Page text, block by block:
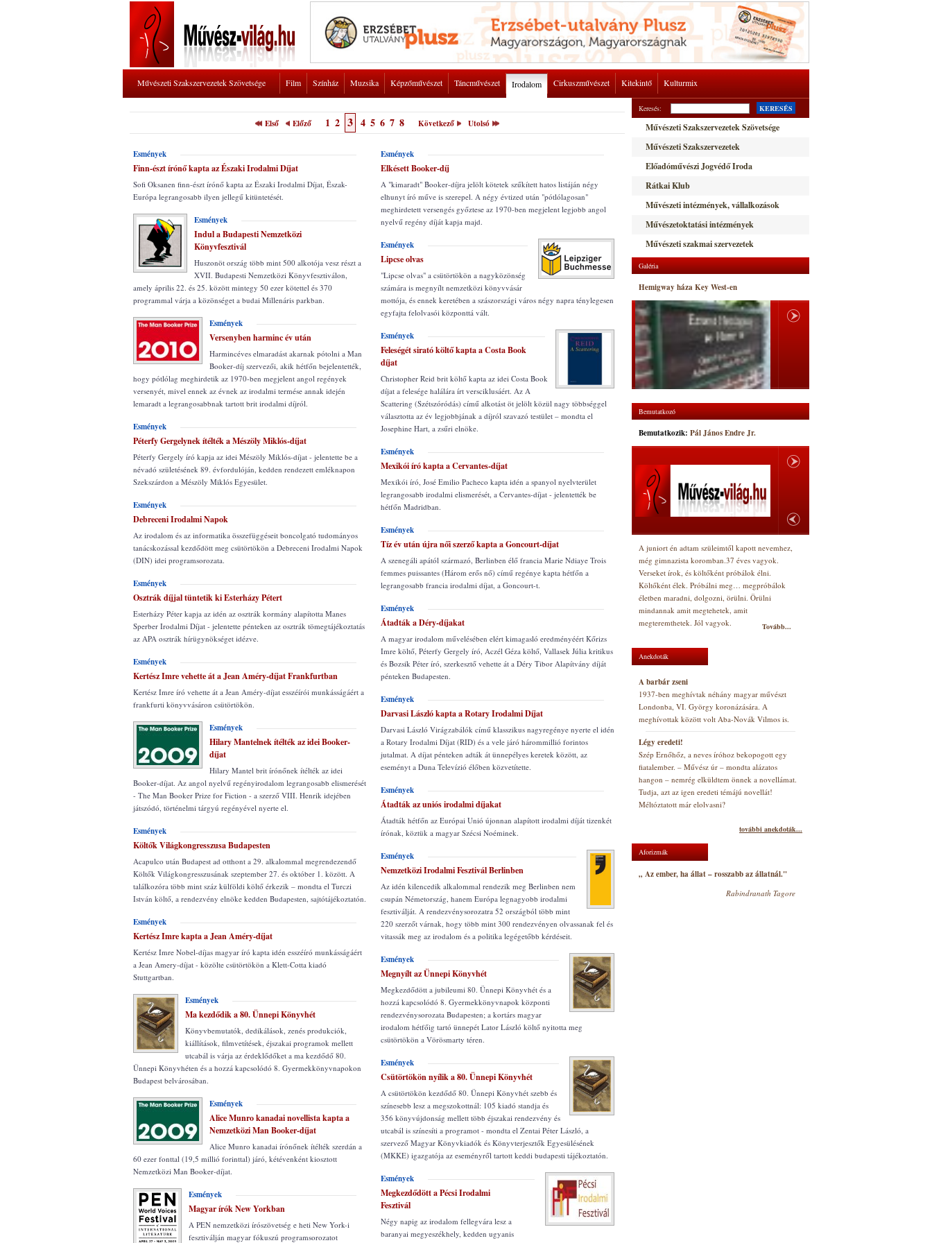
Művészeti Szakszervezetek Szövetsége Film Színház Muzsika Képzőművészet Táncművészet Irodalom Cirkuszművészet Kitekintő Kulturmix
Első Előző 1 2 3 4 5 6 7 8 Következő Utolsó
Esmények
Finn-észt írónő kapta az Északi Irodalmi Díjat
Sofi Oksanen finn-észt írónő kapta az Északi Irodalmi Díjat, Észak-
Európa legrangosabb ilyen jellegű kitüntetését.
Esmények
Indul a Budapesti Nemzetközi
Könyvfesztivál
Huszonöt ország több mint 500 alkotója vesz részt a
XVII. Budapesti Nemzetközi Könyvfesztiválon,
amely április 22. és 25. között mintegy 50 ezer kötettel és 370
programmal várja a közönséget a budai Millenáris parkban.
Esmények
Versenyben harminc év után
Harmincéves elmaradást akarnak pótolni a Man
Booker-díj szervezői, akik hétfőn bejelentették,
hogy pótlólag meghirdetik az 1970-ben megjelent angol regények
versenyét, mivel ennek az évnek az irodalmi termése annak idején
lemaradt a legrangosabbnak tartott brit irodalmi díjról.
Esmények
Péterfy Gergelynek ítélték a Mészöly Miklós-díjat
Péterfy Gergely író kapja az idei Mészöly Miklós-díjat - jelentette be a
névadó születésének 89. évfordulóján, kedden rendezett emléknapon
Szekszárdon a Mészöly Miklós Egyesület.
Esmények
Debreceni Irodalmi Napok
Az irodalom és az informatika összefüggéseit boncolgató tudományos
tanácskozással kezdődött meg csütörtökön a Debreceni Irodalmi Napok
(DIN) idei programsorozata.
Esmények
Osztrák díjjal tüntetik ki Esterházy Pétert
Esterházy Péter kapja az idén az osztrák kormány alapította Manes
Sperber Irodalmi Díjat - jelentette pénteken az osztrák tömegtájékoztatás
az APA osztrák hírügynökséget idézve.
Esmények
Kertész Imre vehette át a Jean Améry-díjat Frankfurtban
Kertész Imre író vehette át a Jean Améry-díjat esszéírói munkásságáért a
frankfurti könyvvásáron csütörtökön.
Esmények
Hilary Mantelnek ítélték az idei Booker-
díjat
Hilary Mantel brit írónőnek ítélték az idei
Booker-díjat. Az angol nyelvű regényirodalom legrangosabb elismerését
- The Man Booker Prize for Fiction - a szerző VIII. Henrik idejében
játszódó, történelmi tárgyú regényével nyerte el.
Esmények
Költők Világkongresszusa Budapesten
Acapulco után Budapest ad otthont a 29. alkalommal megrendezendő
Költők Világkongresszusának szeptember 27. és október 1. között. A
találkozóra több mint száz külföldi költő érkezik – mondta el Turczi
István költő, a rendezvény elnöke kedden Budapesten, sajtótájékoztatón.
Esmények
Kertész Imre kapta a Jean Améry-díjat
Kertész Imre Nobel-díjas magyar író kapta idén esszéíró munkásságáért
a Jean Amery-díjat - közölte csütörtökön a Klett-Cotta kiadó
Stuttgartban.
Esmények
Ma kezdődik a 80. Ünnepi Könyvhét
Könyvbemutatók, dedikálások, zenés produkciók,
kiállítások, filmvetítések, éjszakai programok mellett
utcabál is várja az érdeklődőket a ma kezdődő 80.
Ünnepi Könyvhéten és a hozzá kapcsolódó 8. Gyermekkönyvnapokon
Budapest belvárosában.
Esmények
Alice Munro kanadai novellista kapta a
Nemzetközi Man Booker-díjat
Alice Munro kanadai írónőnek ítélték szerdán a
60 ezer fonttal (19,5 millió forinttal) járó, kétévenként kiosztott
Nemzetközi Man Booker-díjat.
Esmények
Magyar írók New Yorkban
A PEN nemzetközi írószövetség e heti New York-i
fesztiválján magyar fókuszú programsorozatot
Esmények
Elkésett Booker-díj
A "kimaradt" Booker-díjra jelölt kötetek szűkített hatos listáján négy
elhunyt író műve is szerepel. A négy évtized után "pótlólagosan"
meghirdetett versengés győztese az 1970-ben megjelent legjobb angol
nyelvű regény díját kapja majd.
Esmények
Lipcse olvas
"Lipcse olvas" a csütörtökön a nagyközönség
számára is megnyílt nemzetközi könyvvásár
mottója, és ennek keretében a szászországi város négy napra ténylegesen
egyfajta felolvasói központtá vált.
Esmények
Feleségét sirató költő kapta a Costa Book
díjat
Christopher Reid brit költő kapta az idei Costa Book
díjat a felesége halálára írt versciklusáért. Az A
Scattering (Szétszóródás) című alkotást öt jelölt közül nagy többséggel
választotta az év legjobbjának a díjról szavazó testület – mondta el
Josephine Hart, a zsűri elnöke.
Esmények
Mexikói író kapta a Cervantes-díjat
Mexikói író, José Emilio Pacheco kapta idén a spanyol nyelvterület
legrangosabb irodalmi elismerését, a Cervantes-díjat - jelentették be
hétfőn Madridban.
Esmények
Tíz év után újra női szerző kapta a Goncourt-díjat
A szenegáli apától származó, Berlinben élő francia Marie Ndiaye Trois
femmes puissantes (Három erős nő) című regénye kapta hétfőn a
legrangosabb francia irodalmi díjat, a Goncourt-t.
Esmények
Átadták a Déry-díjakat
A magyar irodalom művelésében elért kimagasló eredményéért Kőrizs
Imre költő, Péterfy Gergely író, Aczél Géza költő, Vallasek Júlia kritikus
és Bozsik Péter író, szerkesztő vehette át a Déry Tibor Alapítvány díját
pénteken Budapesten.
Esmények
Darvasi László kapta a Rotary Irodalmi Díjat
Darvasi László Virágzabálók című klasszikus nagyregénye nyerte el idén
a Rotary Irodalmi Díjat (RID) és a vele járó hárommillió forintos
jutalmat. A díjat pénteken adták át ünnepélyes keretek között, az
eseményt a Duna Televízió élőben közvetítette.
Esmények
Átadták az uniós irodalmi díjakat
Átadták hétfőn az Európai Unió újonnan alapított irodalmi díját tizenkét
írónak, köztük a magyar Szécsi Noéminek.
Esmények
Nemzetközi Irodalmi Fesztivál Berlinben
Az idén kilencedik alkalommal rendezik meg Berlinben nem
csupán Németország, hanem Európa legnagyobb irodalmi
fesztiválját. A rendezvénysorozatra 52 országból több mint
220 szerzőt várnak, hogy több mint 300 rendezvényen olvassanak fel és
vitassák meg az irodalom és a politika legégetőbb kérdéseit.
Esmények
Megnyílt az Ünnepi Könyvhét
Megkezdődött a jubileumi 80. Ünnepi Könyvhét és a
hozzá kapcsolódó 8. Gyermekkönyvnapok központi
rendezvénysorozata Budapesten; a kortárs magyar
irodalom hétfőig tartó ünnepét Lator László költő nyitotta meg
csütörtökön a Vörösmarty téren.
Esmények
Csütörtökön nyílik a 80. Ünnepi Könyvhét
A csütörtökön kezdődő 80. Ünnepi Könyvhét szebb és
színesebb lesz a megszokottnál: 105 kiadó standja és
356 könyvújdonság mellett több éjszakai rendezvény és
utcabál is színesíti a programot - mondta el Zentai Péter László, a
szervező Magyar Könyvkiadók és Könyvterjesztők Egyesülésének
(MKKE) igazgatója az eseményről tartott keddi budapesti tájékoztatón.
Esmények
Megkezdődött a Pécsi Irodalmi
Fesztivál
Négy napig az irodalom fellegvára lesz a
baranyai megyeszékhely, kedden ugyanis
Keresés: KERESÉS
Művészeti Szakszervezetek Szövetsége
Művészeti Szakszervezetek
Előadóművészi Jogvédő Iroda
Rátkai Klub
Művészeti intézmények, vállalkozások
Művészetoktatási intézmények
Művészeti szakmai szervezetek
Galéria
Hemigway háza Key West-en
Bemutatkozó
Bemutatkozik: Pál János Endre Jr.
A juniort én adtam szüleimtől kapott nevemhez,
még gimnazista koromban.37 éves vagyok.
Verseket írok, és költőként próbálok élni.
Költőként élek. Próbálni meg… megpróbálok
életben maradni, dolgozni, örülni. Örülni
mindannak amit megtehetek, amit
megteremthetek. Jól vagyok.
Tovább...
Anekdoták
A barbár zseni
1937-ben meghívtak néhány magyar művészt
Londonba, VI. György koronázására. A
meghívottak között volt Aba-Novák Vilmos is.
Légy eredeti!
Szép Ernőhőz, a neves íróhoz bekopogott egy
fiatalember. – Művész úr – mondta alázatos
hangon – nemrég elküldtem önnek a novellámat.
Tudja, azt az igen eredeti témájú novellát!
Méltóztatott már elolvasni?
további anekdoták...
Aforizmák
„ Az ember, ha állat – rosszabb az állatnál."
Rabindranath Tagore